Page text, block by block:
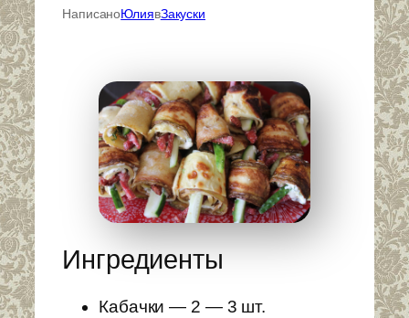
НаписаноЮлиявЗакуски
Ингредиенты
Кабачки — 2 — 3 шт.